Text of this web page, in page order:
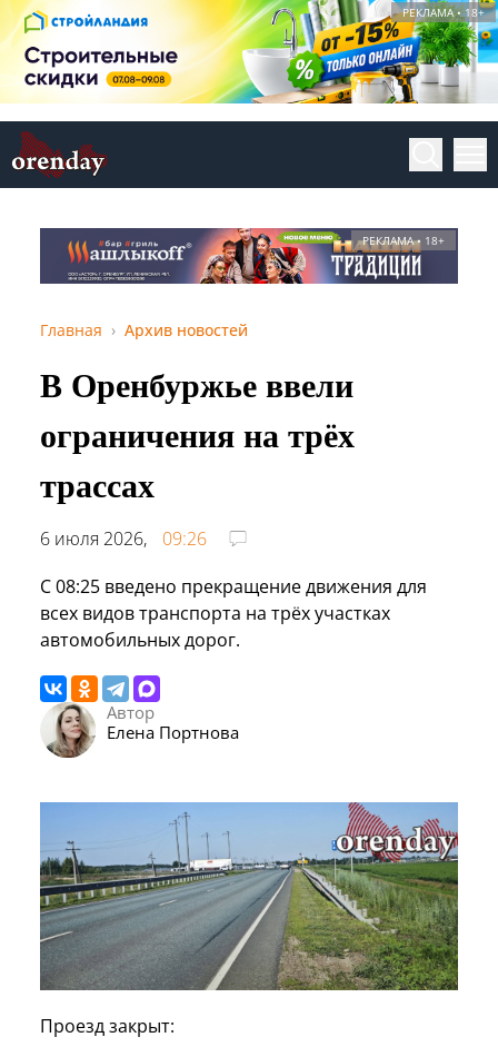
РЕКЛАМА • 18+
РЕКЛАМА • 18+
Главная Архив новостей
В Оренбуржье ввели
ограничения на трёх
трассах
6 июля 2026,
09:26
С 08:25 введено прекращение движения для
всех видов транспорта на трёх участках
автомобильных дорог.
Автор
Елена Портнова
Проезд закрыт: